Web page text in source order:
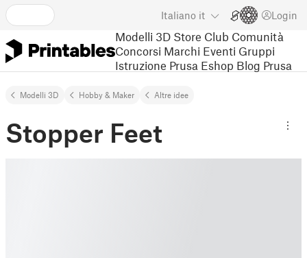
Italiano it Login
Modelli 3D Store Club Comunità
Concorsi Marchi Eventi Gruppi
Istruzione Prusa Eshop Blog Prusa
Modelli 3D Hobby & Maker Altre idee
Stopper Feet